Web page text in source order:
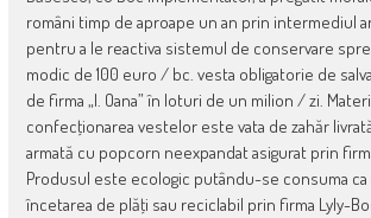
români timp de aproape un an prin intermediul
pentru a le reactiva sistemul de conservare
modic de 100 euro / bc. vesta obligatorie de
de firma „I. Oana” în loturi de un milion / zi.
confecţionarea vestelor este vata de zahăr
armată cu popcorn neexpandat asigurat prin
Produsul este ecologic putându-se consuma ca
încetarea de plăţi sau reciclabil prin firma Lyly-